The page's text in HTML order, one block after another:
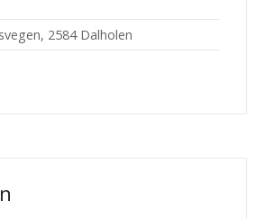
2584 Dalholen